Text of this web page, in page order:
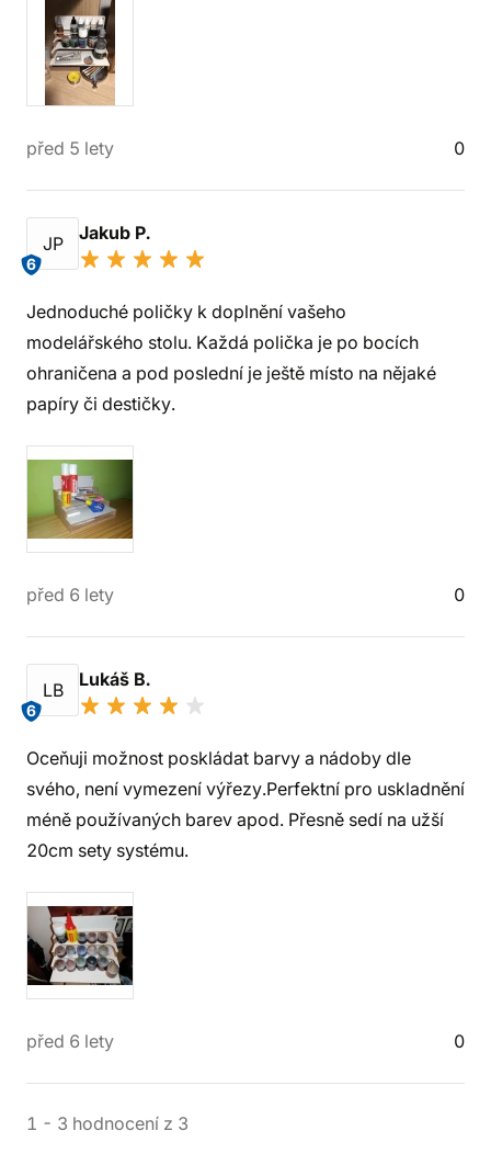
před 5 lety 0
JP
6
Jakub P.
Jednoduché poličky k doplnění vašeho
modelářského stolu. Každá polička je po bocích
ohraničena a pod poslední je ještě místo na nějaké
papíry či destičky.
před 6 lety 0
LB
6
Lukáš B.
Oceňuji možnost poskládat barvy a nádoby dle
svého, není vymezení výřezy.Perfektní pro uskladnění
méně používaných barev apod. Přesně sedí na užší
20cm sety systému.
před 6 lety 0
1 - 3 hodnocení z 3